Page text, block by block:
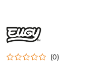
NAZWA
PRODUCENTA:
EUGY
(0)